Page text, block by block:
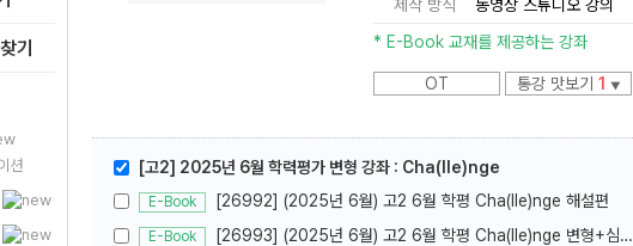
메가스터디
기
션
제작 방식 동영상 스튜디오 강의
* E-Book 교재를 제공하는 강좌
OT 통강 맛보기 1 ▼
[고2] 2025년 6월 학력평가 변형 강좌 : Cha(lle)nge
E-Book [26992] (2025년 6월) 고2 6월 학평 Cha(lle)nge 해설편
E-Book [26993] (2025년 6월) 고2 6월 학평 Cha(lle)nge 변형+심화편